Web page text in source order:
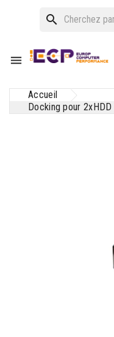
search

Accueil
Docking pour